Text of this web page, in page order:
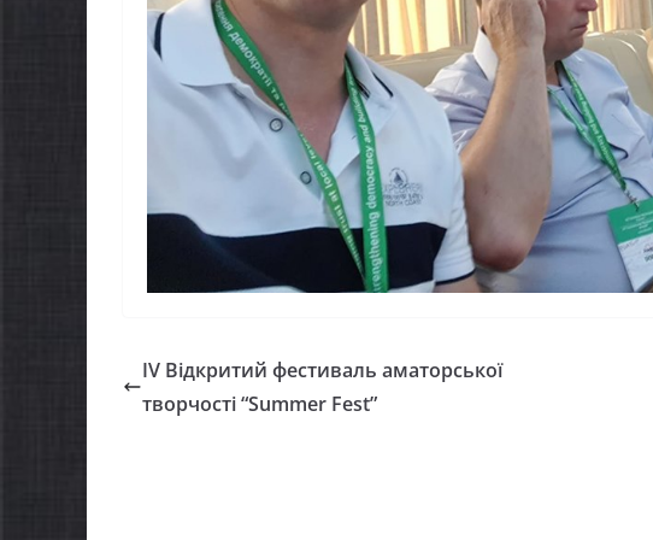
ІV Відкритий фестиваль аматорської
творчості “Summer Fest”
оформити
школяра»
спекою
06.08.2026 gormr